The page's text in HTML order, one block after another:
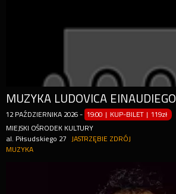
MUZYKA LUDOVICA EINAUDIEGO
12 PAŹDZIERNIKA 2026 - 19:00 | KUP-BILET |119zł
MIEJSKI OŚRODEK KULTURY
al. Piłsudskiego 27
JASTRZĘBIE ZDRÓJ
MUZYKA